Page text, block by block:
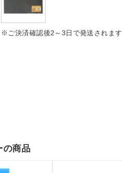
※ご決済確認後2～3日で発送されます
の商品